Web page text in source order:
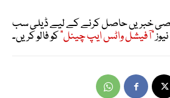
خبریں حاصل کرنے کے لیے ڈیلی سب
نیوز"آفیشل واٹس ایپ چینل"کو فالو کریں۔